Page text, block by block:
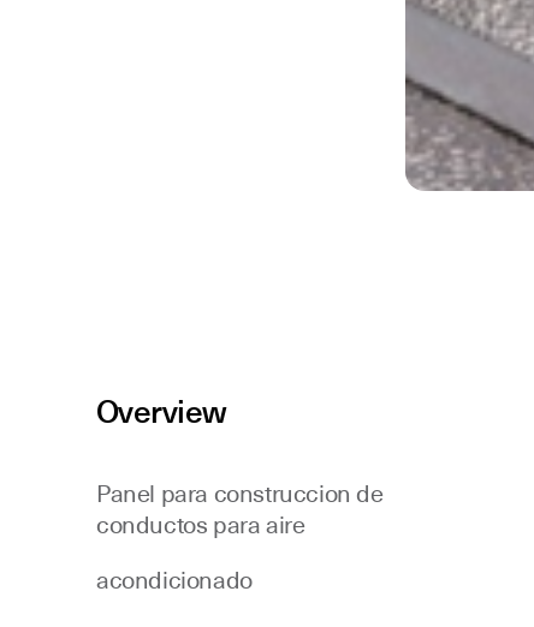
Overview
Panel para construccion de
conductos para aire
acondicionado